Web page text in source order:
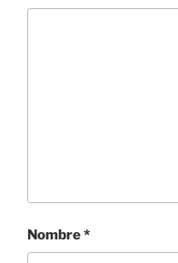
Nombre*